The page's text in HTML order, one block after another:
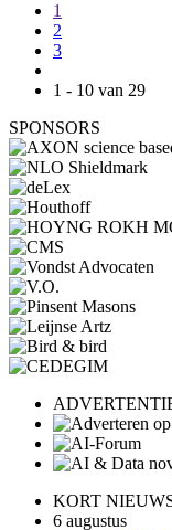
1
2
3
1 - 10 van 29
SPONSORS
KORT
6 augustus